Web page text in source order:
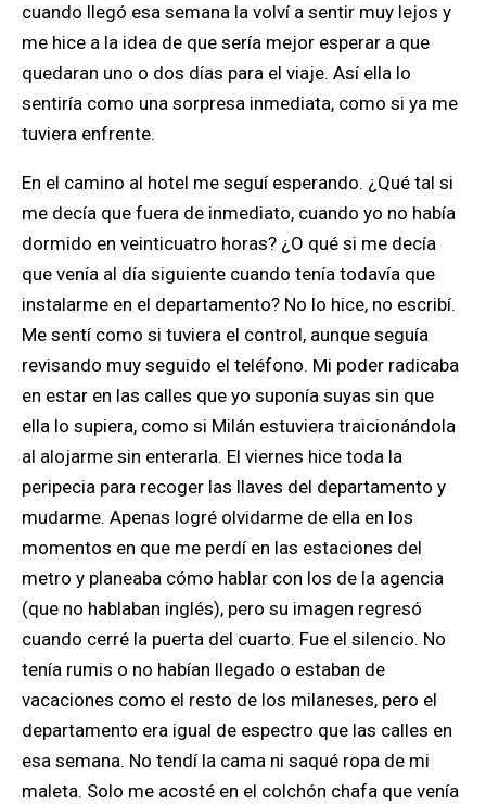
cuando llegó esa semana la volví a sentir muy lejos y
me hice a la idea de que sería mejor esperar a que
quedaran uno o dos días para el viaje. Así ella lo
sentiría como una sorpresa inmediata, como si ya me
tuviera enfrente.
En el camino al hotel me seguí esperando. ¿Qué tal si
me decía que fuera de inmediato, cuando yo no había
dormido en veinticuatro horas? ¿O qué si me decía
que venía al día siguiente cuando tenía todavía que
instalarme en el departamento? No lo hice, no escribí.
Me sentí como si tuviera el control, aunque seguía
revisando muy seguido el teléfono. Mi poder radicaba
en estar en las calles que yo suponía suyas sin que
ella lo supiera, como si Milán estuviera traicionándola
al alojarme sin enterarla. El viernes hice toda la
peripecia para recoger las llaves del departamento y
mudarme. Apenas logré olvidarme de ella en los
momentos en que me perdí en las estaciones del
metro y planeaba cómo hablar con los de la agencia
(que no hablaban inglés), pero su imagen regresó
cuando cerré la puerta del cuarto. Fue el silencio. No
tenía rumis o no habían llegado o estaban de
vacaciones como el resto de los milaneses, pero el
departamento era igual de espectro que las calles en
esa semana. No tendí la cama ni saqué ropa de mi
maleta. Solo me acosté en el colchón chafa que venía